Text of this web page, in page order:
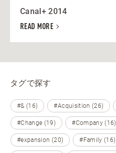
Canal+ 2014
READ MORE
タグで探す
#& (16) #Acquisition (26)
#Change (19) #Company (16)
#expansion (20) #Family (16)